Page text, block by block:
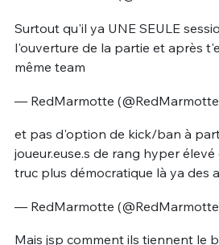
Surtout qu'il ya UNE SEULE
l'ouverture de la partie et après
même team
— RedMarmotte
et pas d'option de kick/ban à
joueur.euse.s de rang hyper
truc plus démocratique là ya des
— RedMarmotte
Mais jsp comment ils tiennent le